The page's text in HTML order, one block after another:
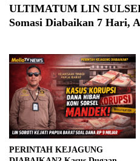
ULTIMATUM LIN
Somasi Diabaikan 7 Hari,
PERINTAH KEJAGUNG